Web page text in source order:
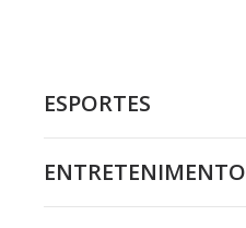
ESPORTES
ENTRETENIMENTO